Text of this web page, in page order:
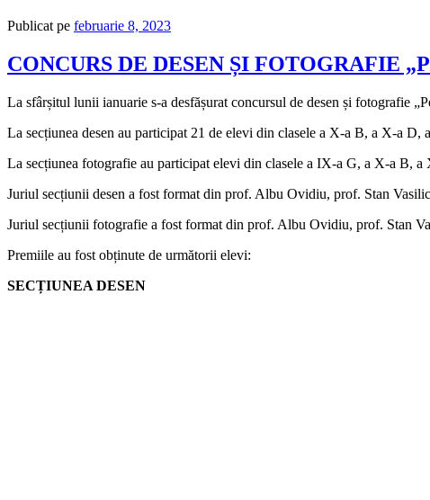
Publicat pe februarie 8, 2023
CONCURS DE DESEN ȘI FOTOGRAFIE
La sfârșitul lunii ianuarie s-a desfășurat concursul de desen și fotografie
La secțiunea desen au participat 21 de elevi din clasele a X-a B, a X-a D,
La secțiunea fotografie au participat elevi din clasele a IX-a G, a X-a B,
Juriul secțiunii desen a fost format din prof. Albu Ovidiu, prof. Stan
Juriul secțiunii fotografie a fost format din prof. Albu Ovidiu, prof. Stan
Premiile au fost obținute de următorii elevi:
SECȚIUNEA DESEN